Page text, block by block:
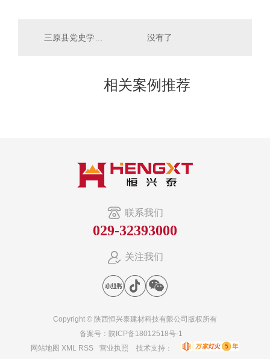
三原县党史学习教育基地--党史馆，学党史，跟党走 没有了
相关案例推荐
联系我们
029-32393000
关注我们
Copyright © 陕西恒兴泰建材科技有限公司版权所有
备案号： 陕ICP备18012518号-1
网站地图 XML RSS 营业执照 技术支持：